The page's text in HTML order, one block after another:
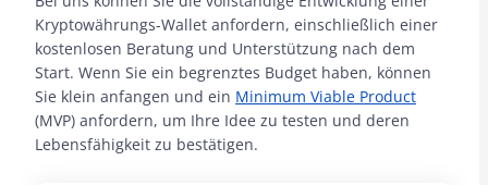
Kryptowährungs-Wallet anfordern, einschließlich einer
kostenlosen Beratung und Unterstützung nach dem
Start. Wenn Sie ein begrenztes Budget haben, können
Sie klein anfangen und ein Minimum Viable Product
(MVP) anfordern, um Ihre Idee zu testen und deren
Lebensfähigkeit zu bestätigen.